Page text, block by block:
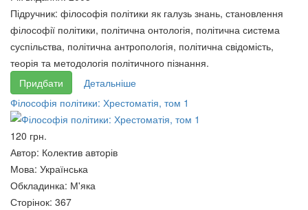
міст. Підручник
204 грн.
Підручник: філософія політики як галузь знань, становлення
філософії політики, політична онтологія, політична система
суспільства, політична антропологія, політична свідомість,
теорія та методологія політичного пізнання.
Придбати
Детальніше
Філософія політики: Хрестоматія, том 1
120 грн.
Автор: Колектив авторів
Мова: Українська
Обкладинка: М'яка
Сторінок: 367